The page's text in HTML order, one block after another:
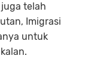
telah
Imigrasi
untuk